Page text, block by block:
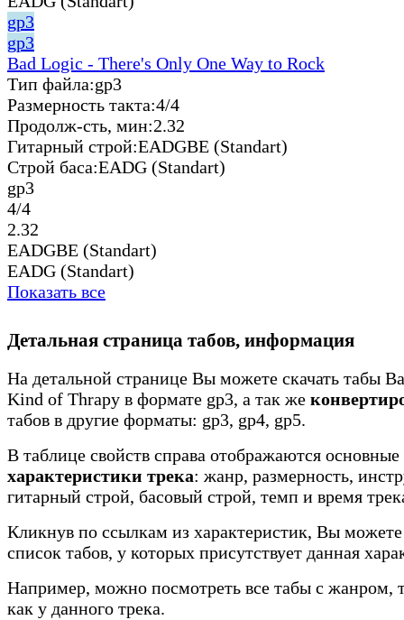
gp3
gp3
Bad Logic - There's Only One Way to Rock
Тип файла:gp3
Размерность такта:4/4
Продолж-сть, мин:2.32
Гитарный строй:EADGBE (Standart)
Строй баса:EADG (Standart)
gp3
4/4
2.32
EADGBE (Standart)
EADG (Standart)
Показать все
Детальная страница табов, информация
На детальной странице Вы можете скачать табы
Kind of Thrapy в формате gp3, а так же
табов в другие форматы: gp3, gp4, gp5.
В таблице свойств справа отображаются основные
характеристики трека: жанр, размерность,
гитарный строй, басовый строй, темп и время
Кликнув по ссылкам из характеристик, Вы
список табов, у которых присутствует данная
Например, можно посмотреть все табы с жанром,
как у данного трека.